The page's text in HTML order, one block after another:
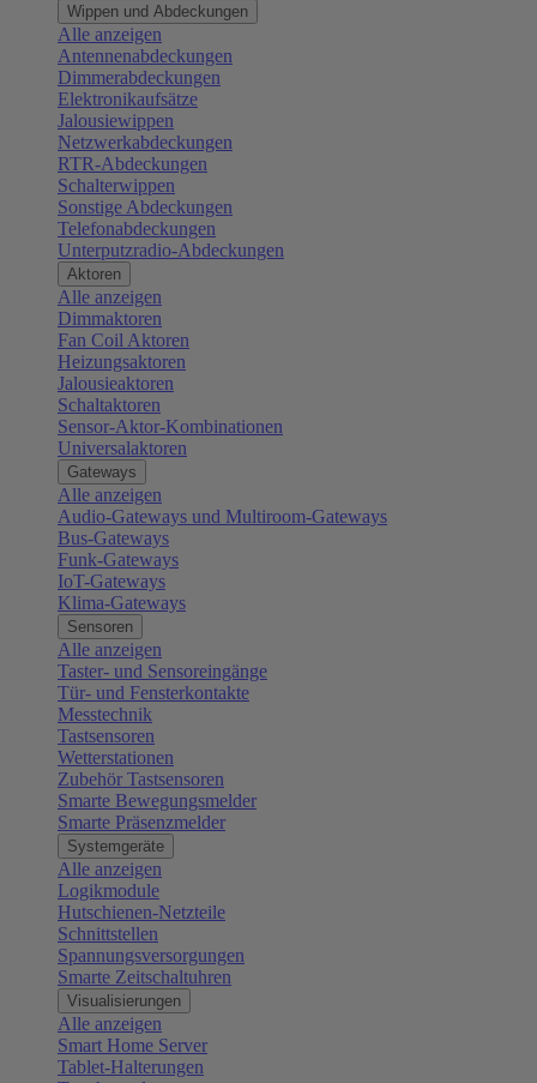
Wippen und Abdeckungen
Alle anzeigen
Antennenabdeckungen
Dimmerabdeckungen
Elektronikaufsätze
Jalousiewippen
Netzwerkabdeckungen
RTR-Abdeckungen
Schalterwippen
Sonstige Abdeckungen
Telefonabdeckungen
Unterputzradio-Abdeckungen
Aktoren
Alle anzeigen
Dimmaktoren
Fan Coil Aktoren
Heizungsaktoren
Jalousieaktoren
Schaltaktoren
Sensor-Aktor-Kombinationen
Universalaktoren
Gateways
Alle anzeigen
Audio-Gateways und Multiroom-Gateways
Bus-Gateways
Funk-Gateways
IoT-Gateways
Klima-Gateways
Sensoren
Alle anzeigen
Taster- und Sensoreingänge
Tür- und Fensterkontakte
Messtechnik
Tastsensoren
Wetterstationen
Zubehör Tastsensoren
Smarte Bewegungsmelder
Smarte Präsenzmelder
Systemgeräte
Alle anzeigen
Logikmodule
Hutschienen-Netzteile
Schnittstellen
Spannungsversorgungen
Smarte Zeitschaltuhren
Visualisierungen
Alle anzeigen
Smart Home Server
Tablet-Halterungen